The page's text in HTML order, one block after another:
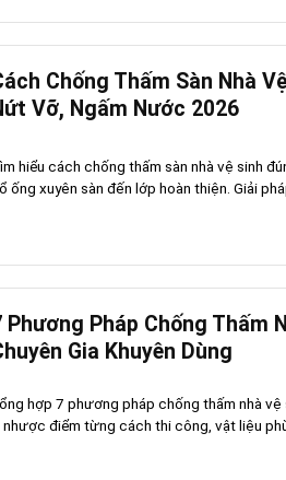
Chống Thấm Sàn Nhà
Vỡ, Ngấm Nước 2026
hiểu cách chống thấm sàn nhà vệ sinh
ống xuyên sàn đến lớp hoàn thiện. Giải
Phương Pháp Chống Thấm
Gia Khuyên Dùng
hợp 7 phương pháp chống thấm nhà
nhược điểm từng cách thi công, vật liệu phù